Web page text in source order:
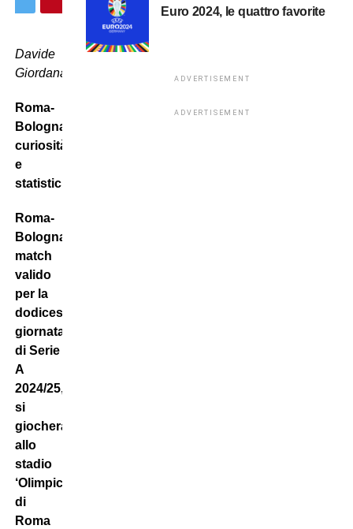
Davide
Giordana
Roma-
Bologna:
curiosità
e
statistiche
Roma-
Bologna,
match
valido
per la
dodicesima
giornata
di Serie
A
2024/25,
si
giocherà
allo
stadio
‘Olimpico’
di
Roma
Euro 2024, le quattro favorite
ADVERTISEMENT
ADVERTISEMENT